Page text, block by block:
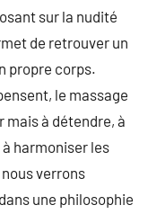
sur la nudité
de retrouver un
propre corps.
le massage
à détendre, à
harmoniser les
verrons
une philosophie